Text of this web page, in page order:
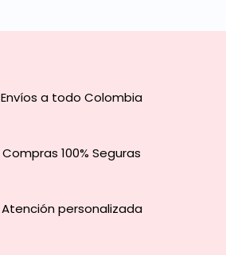
Envíos a todo Colombia
Compras 100% Seguras
Atención personalizada